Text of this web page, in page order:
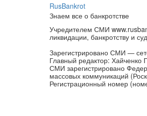
RusBankrot
Знаем все о банкротстве
Учредителем СМИ
ликвидации, банкротству и
Зарегистрировано СМИ —
Главный редактор: Хайченко
СМИ зарегистрировано
массовых коммуникаций
Регистрационный номер